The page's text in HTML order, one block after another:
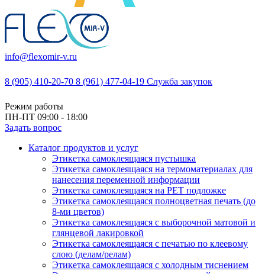
info@flexomir-v.ru
8 (905) 410-20-70 8 (961) 477-04-19 Служба закупок
Режим работы
ПН-ПТ 09:00 - 18:00
Задать вопрос
Каталог продуктов и услуг
Этикетка самоклеящаяся пустышка
Этикетка самоклеящаяся на термоматериалах для
нанесения переменной информации
Этикетка самоклеящаяся на РЕТ подложке
Этикетка самоклеящаяся полноцветная печать (до
8-ми цветов)
Этикетка самоклеящаяся с выборочной матовой и
глянцевой лакировкой
Этикетка самоклеящаяся с печатью по клеевому
слою (делам/релам)
Этикетка самоклеящаяся с холодным тиснением